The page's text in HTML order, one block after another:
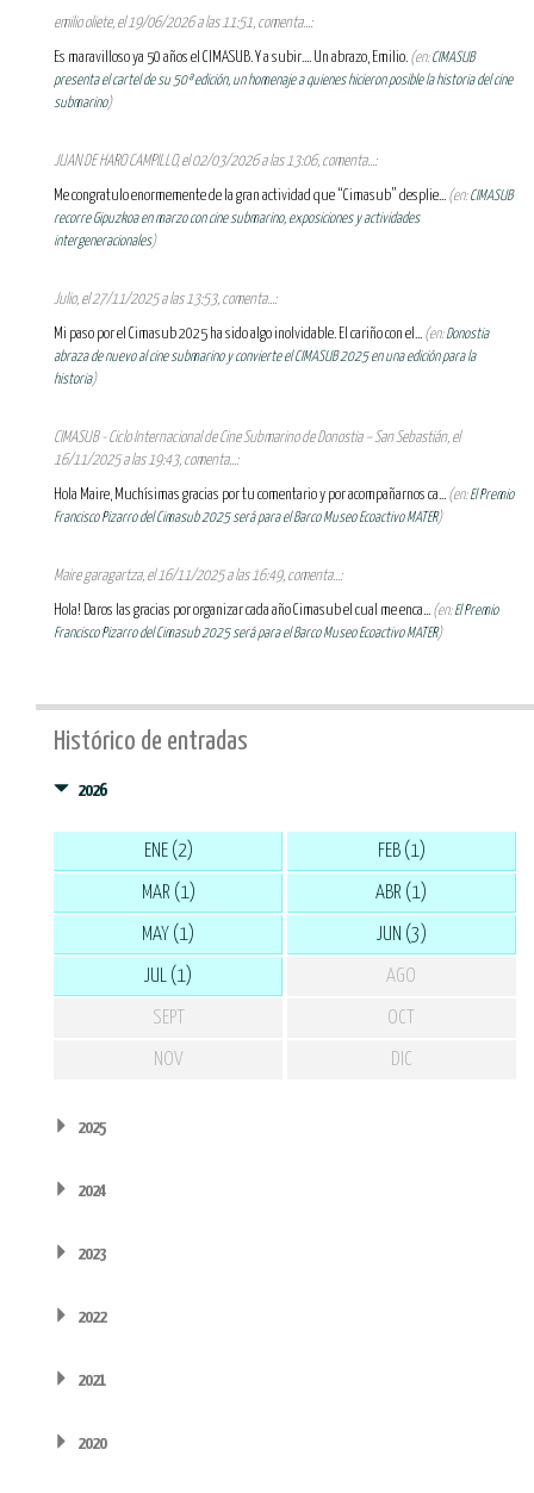
emilio oliete, el 19/06/2026 a las 11:51, comenta...:
Es maravilloso ya 50 años el CIMASUB. Y a subir.... Un abrazo, Emilio. (en:CIMASUB
presenta el cartel de su 50ª edición, un homenaje a quienes hicieron posible la historia del cine
submarino)
JUAN DE HARO CAMPILLO, el 02/03/2026 a las 13:06, comenta...:
Me congratulo enormemente de la gran actividad que “Cimasub” desplie... (en:CIMASUB
recorre Gipuzkoa en marzo con cine submarino, exposiciones y actividades
intergeneracionales)
Julio, el 27/11/2025 a las 13:53, comenta...:
Mi paso por el Cimasub 2025 ha sido algo inolvidable. El cariño con el... (en:Donostia
abraza de nuevo al cine submarino y convierte el CIMASUB 2025 en una edición para la
historia)
CIMASUB - Ciclo Internacional de Cine Submarino de Donostia – San Sebastián, el
16/11/2025 a las 19:43, comenta...:
Hola Maire, Muchísimas gracias por tu comentario y por acompañarnos ca... (en:El Premio
Francisco Pizarro del Cimasub 2025 será para el Barco Museo Ecoactivo MATER)
Maire garagartza, el 16/11/2025 a las 16:49, comenta...:
Hola! Daros las gracias por organizar cada año Cimasub el cual me enca... (en:El Premio
Francisco Pizarro del Cimasub 2025 será para el Barco Museo Ecoactivo MATER)
Histórico de entradas
2026
ENE (2) FEB (1)
MAR (1) ABR (1)
MAY (1) JUN (3)
JUL (1) AGO
SEPT OCT
NOV DIC
2025
2024
2023
2022
2021
2020